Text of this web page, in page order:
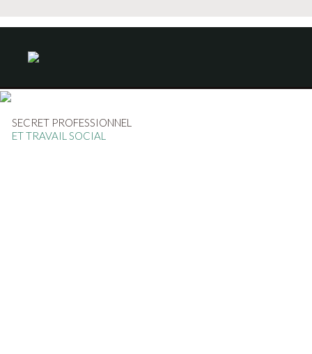
SECRET PROFESSIONNEL
ET TRAVAIL SOCIAL